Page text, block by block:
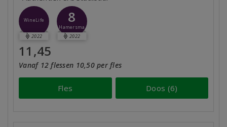
WineLife
2022
8
Hamersma
2022
11,45
Vanaf 12 flessen 10,50 per fles
Fles Doos (6)